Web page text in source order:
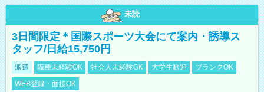
未読
3日間限定＊国際スポーツ大会にて案内・誘導ス
タッフ/日給15,750円
派遣 職種未経験OK 社会人未経験OK 大学生歓迎
ブランクOK
WEB登録・面接OK